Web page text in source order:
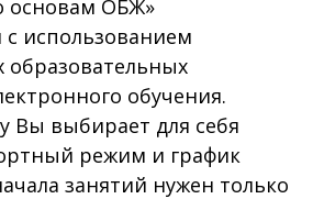
основам ОБЖ»
с использованием
обучения.
Вы выбирает для себя
режим и график
занятий нужен только